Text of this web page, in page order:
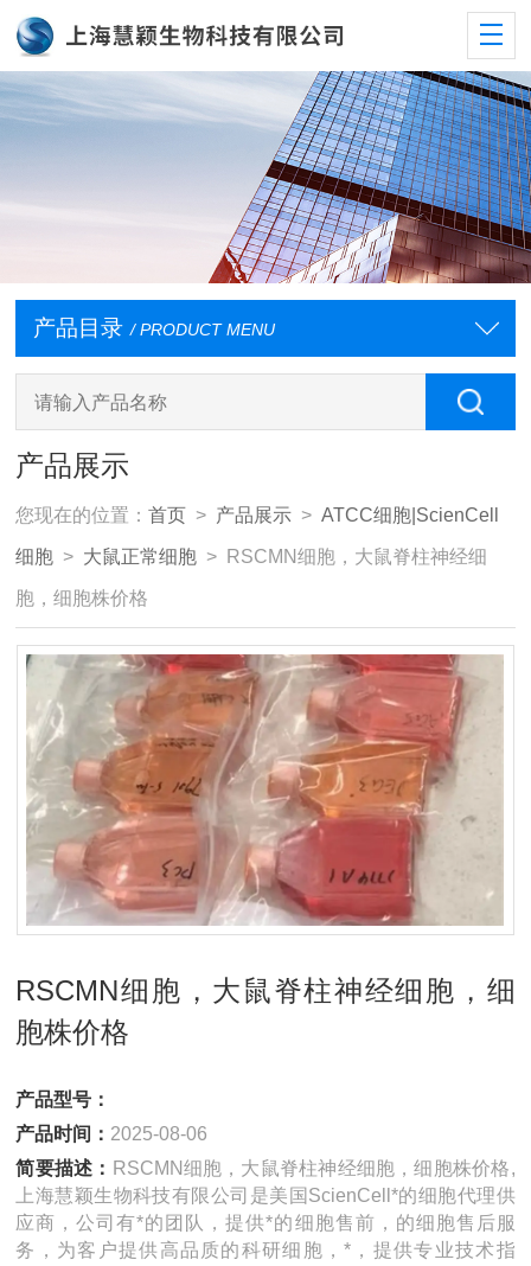
产品目录 / PRODUCT MENU
产品展示
您现在的位置：首页 > 产品展示 >ATCC细胞|ScienCell
细胞 > 大鼠正常细胞 > RSCMN细胞，大鼠脊柱神经细
胞，细胞株价格
RSCMN细胞，大鼠脊柱神经细胞，细
胞株价格
产品型号：
产品时间： 2025-08-06
简要描述： RSCMN细胞，大鼠脊柱神经细胞，细胞株价格,
上海慧颖生物科技有限公司是美国ScienCell*的细胞代理供
应商，公司有*的团队，提供*的细胞售前，的细胞售后服
务，为客户提供高品质的科研细胞，*，提供专业技术指